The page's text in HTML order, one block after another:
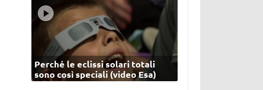
Perché le eclissi solari totali
sono così speciali (video Esa)